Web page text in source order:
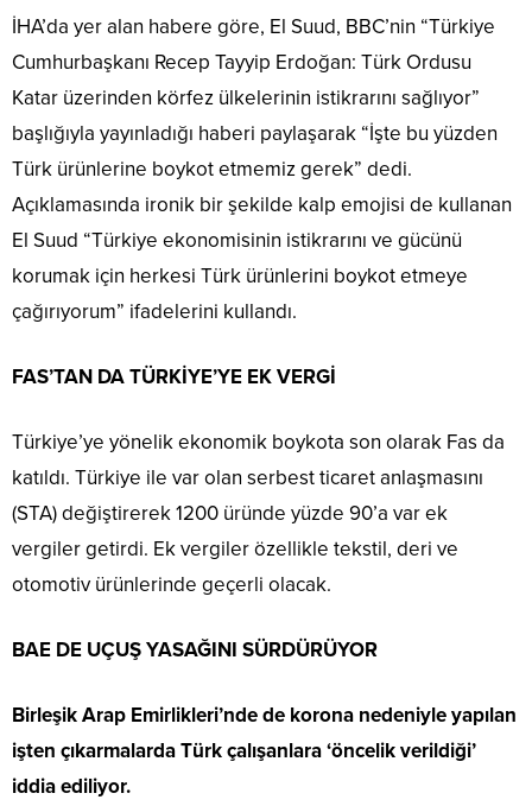
İHA’da yer alan habere göre, El Suud, BBC’nin “Türkiye
Cumhurbaşkanı Recep Tayyip Erdoğan: Türk Ordusu
Katar üzerinden körfez ülkelerinin istikrarını sağlıyor”
başlığıyla yayınladığı haberi paylaşarak “İşte bu yüzden
Türk ürünlerine boykot etmemiz gerek” dedi.
Açıklamasında ironik bir şekilde kalp emojisi de kullanan
El Suud “Türkiye ekonomisinin istikrarını ve gücünü
korumak için herkesi Türk ürünlerini boykot etmeye
çağırıyorum” ifadelerini kullandı.
FAS’TAN DA TÜRKİYE’YE EK VERGİ
Türkiye’ye yönelik ekonomik boykota son olarak Fas da
katıldı. Türkiye ile var olan serbest ticaret anlaşmasını
(STA) değiştirerek 1200 üründe yüzde 90’a var ek
vergiler getirdi. Ek vergiler özellikle tekstil, deri ve
otomotiv ürünlerinde geçerli olacak.
BAE DE UÇUŞ YASAĞINI SÜRDÜRÜYOR
Birleşik Arap Emirlikleri’nde de korona nedeniyle yapılan
işten çıkarmalarda Türk çalışanlara ‘öncelik verildiği’
iddia ediliyor.